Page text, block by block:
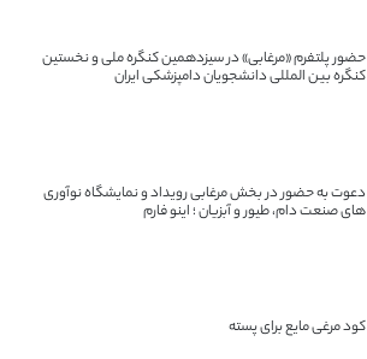
حضور پلتفرم «مرغابی» در سیزدهمین کنگره ملی و نخستین
کنگره بین ‌المللی دانشجویان دامپزشکی ایران
دعوت به حضور در بخش مرغابی رویداد و نمایشگاه نوآوری
های صنعت دام، طیور و آبزیان ؛ اینو فارم
کود مرغی مایع برای پسته